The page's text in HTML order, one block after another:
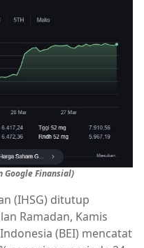
Google Finansial)
(IHSG) ditutup
Ramadan, Kamis
(BEI) mencatat